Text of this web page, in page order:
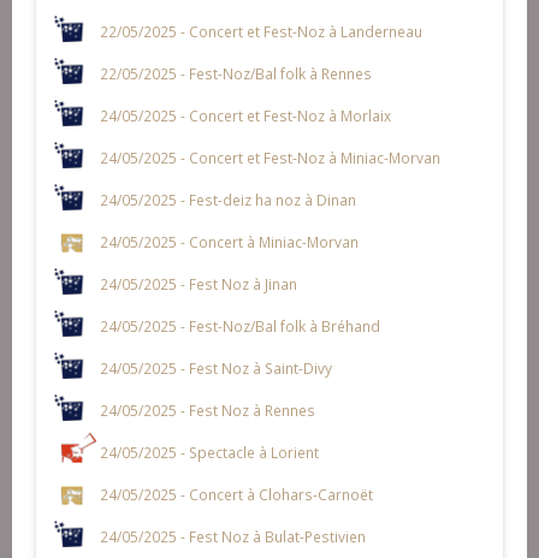
22/05/2025 - Concert et Fest-Noz à Landerneau
22/05/2025 - Fest-Noz/Bal folk à Rennes
24/05/2025 - Concert et Fest-Noz à Morlaix
24/05/2025 - Concert et Fest-Noz à Miniac-Morvan
24/05/2025 - Fest-deiz ha noz à Dinan
24/05/2025 - Concert à Miniac-Morvan
24/05/2025 - Fest Noz à Jinan
24/05/2025 - Fest-Noz/Bal folk à Bréhand
24/05/2025 - Fest Noz à Saint-Divy
24/05/2025 - Fest Noz à Rennes
24/05/2025 - Spectacle à Lorient
24/05/2025 - Concert à Clohars-Carnoët
24/05/2025 - Fest Noz à Bulat-Pestivien